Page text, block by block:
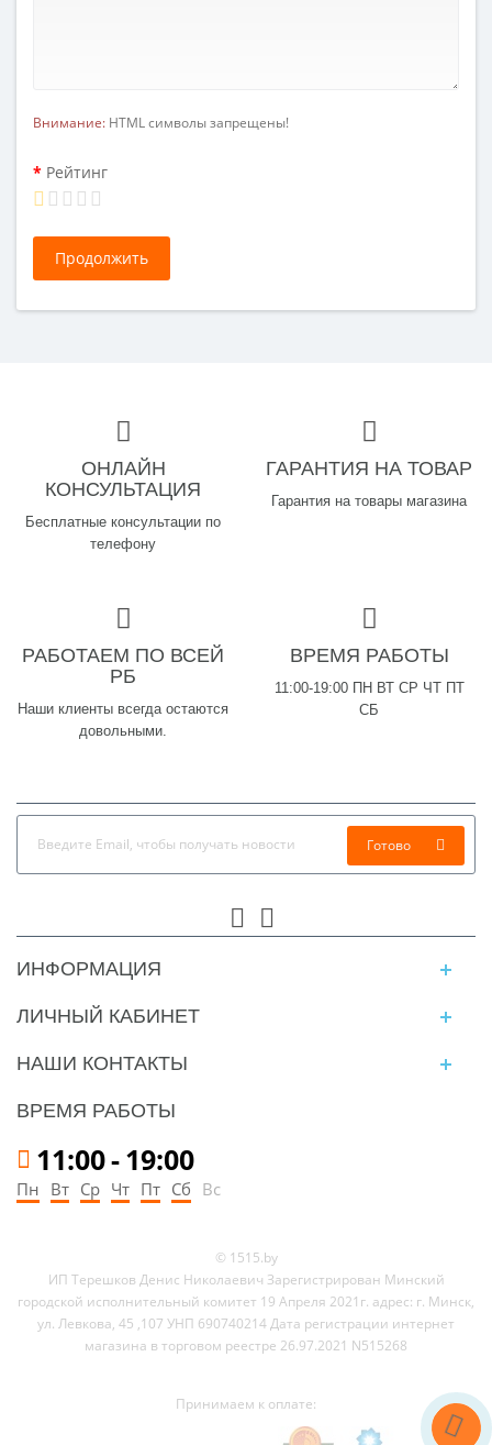
Внимание: HTML символы запрещены!
Рейтинг
Продолжить
ОНЛАЙН
КОНСУЛЬТАЦИЯ
Бесплатные консультации по
телефону
ГАРАНТИЯ НА ТОВАР
Гарантия на товары магазина
РАБОТАЕМ ПО ВСЕЙ
РБ
Наши клиенты всегда остаются
довольными.
ВРЕМЯ РАБОТЫ
11:00-19:00 ПН ВТ СР ЧТ ПТ
СБ
Готово
ИНФОРМАЦИЯ
ЛИЧНЫЙ КАБИНЕТ
НАШИ КОНТАКТЫ
ВРЕМЯ РАБОТЫ
11:00-19:00
Пн Вт Ср Чт Пт Сб Вс
© 1515.by
ИП Терешков Денис Николаевич Зарегистрирован Минский
городской исполнительный комитет 19 Апреля 2021г. адрес: г. Минск,
ул. Левкова, 45 ,107 УНП 690740214 Дата регистрации интернет
магазина в торговом реестре 26.97.2021 N515268
Принимаем к оплате: